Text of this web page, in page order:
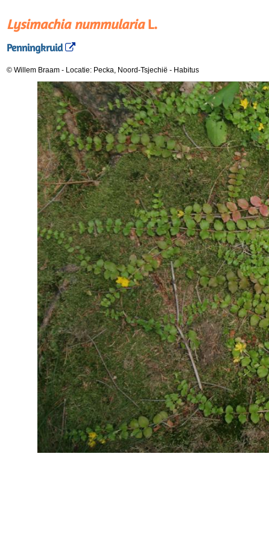
Lysimachia nummulariaL.
Penningkruid
© Willem Braam - Locatie: Pecka, Noord-Tsjechië - Habitus